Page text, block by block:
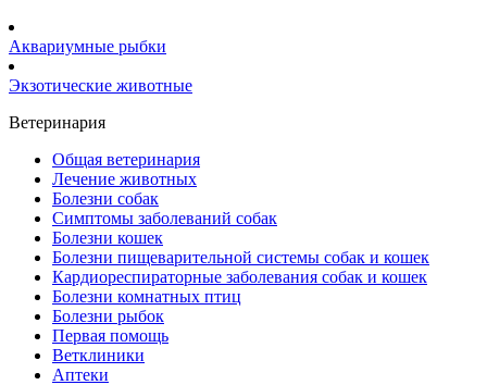
Аквариумные рыбки
Экзотические животные
Ветеринария
Общая ветеринария
Лечение животных
Болезни собак
Симптомы заболеваний собак
Болезни кошек
Болезни пищеварительной системы собак и кошек
Кардиореспираторные заболевания собак и кошек
Болезни комнатных птиц
Болезни рыбок
Первая помощь
Ветклиники
Аптеки